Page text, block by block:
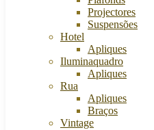
Projectores
Suspensões
Hotel
Apliques
Iluminaquadro
Apliques
Rua
Apliques
Braços
Vintage